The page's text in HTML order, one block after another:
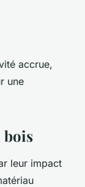
accrue,
une
bois
leur impact